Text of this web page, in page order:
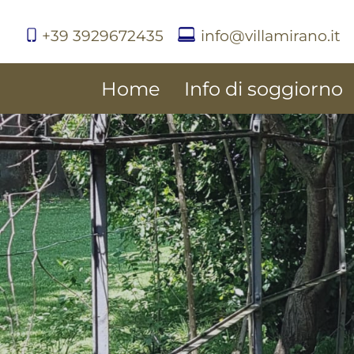
+39 3929672435 info@villamirano.it
Home Info di soggiorno